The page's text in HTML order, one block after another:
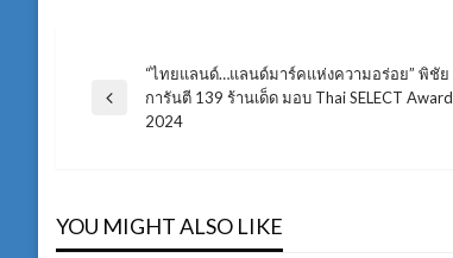
แนะแนว
Previous
“ไทยแลนด์…แลนด์มาร์คแห่งความอร่อย” พิชัย
การันตี 139 ร้านเด็ด มอบ Thai SELECT Award
2024
YOU MIGHT ALSO LIKE